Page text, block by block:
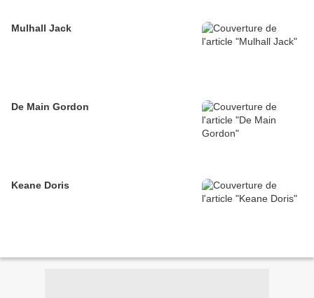
Mulhall Jack
De Main Gordon
Keane Doris